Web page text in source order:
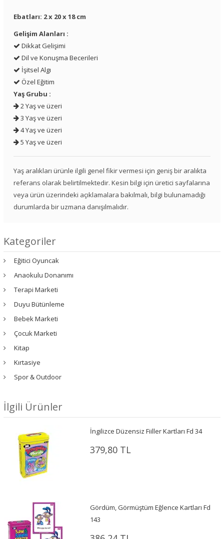
Ebatları: 2 x 20 x 18 cm
Gelişim Alanları :
Dikkat Gelişimi
Dil ve Konuşma Becerileri
İşitsel Algı
Özel Eğitim
Yaş Grubu :
2 Yaş ve üzeri
3 Yaş ve üzeri
4 Yaş ve üzeri
5 Yaş ve üzeri
Yaş aralıkları ürünle ilgili genel fikir vermesi için geniş bir aralıkta
referans olarak belirtilmektedir. Kesin bilgi için üretici sayfalarına
veya ürün üzerindeki açıklamalara bakılmalı, bilgi bulunamadığı
durumlarda bir uzmana danışılmalıdır.
Kategoriler
Eğitici Oyuncak
Anaokulu Donanımı
Terapi Marketi
Duyu Bütünleme
Bebek Marketi
Çocuk Marketi
Kitap
Kırtasiye
Spor & Outdoor
İlgili Ürünler
İngilizce Düzensiz Fiiller Kartları Fd 34
379,80 TL
Gördüm, Görmüştüm Eğlence Kartları Fd
143